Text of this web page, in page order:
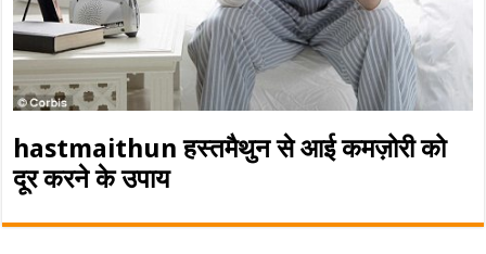
hastmaithun हस्तमैथुन से आई कमज़ोरी को
दूर करने के उपाय